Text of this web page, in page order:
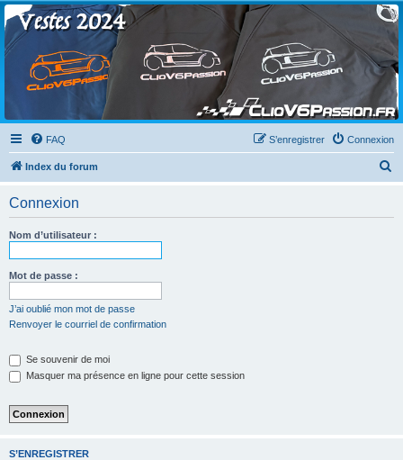
Clio V6 Passion
Le site français des passionnés de Clio V6
FAQ Connexion
S’enregistrer
Index du forum
Connexion
Nom d’utilisateur :
Mot de passe :
J’ai oublié mon mot de passe
Renvoyer le courriel de confirmation
Se souvenir de moi
Masquer ma présence en ligne pour cette session
S’ENREGISTRER